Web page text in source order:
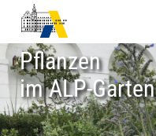
Pflanzen
im ALP-Garten